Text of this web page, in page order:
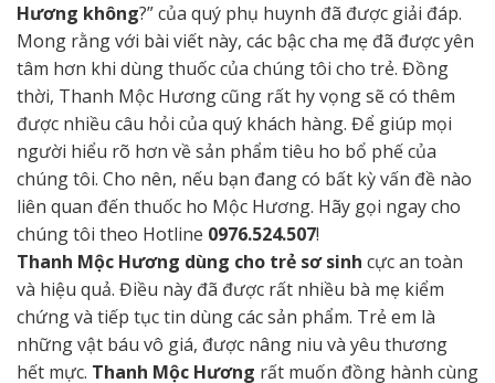
Hương không?” của quý phụ huynh đã được giải đáp.
Mong rằng với bài viết này, các bậc cha mẹ đã được yên
tâm hơn khi dùng thuốc của chúng tôi cho trẻ. Đồng
thời, Thanh Mộc Hương cũng rất hy vọng sẽ có thêm
được nhiều câu hỏi của quý khách hàng. Để giúp mọi
người hiểu rõ hơn về sản phẩm tiêu ho bổ phế của
chúng tôi. Cho nên, nếu bạn đang có bất kỳ vấn đề nào
liên quan đến thuốc ho Mộc Hương. Hãy gọi ngay cho
chúng tôi theo Hotline 0976.524.507!
Thanh Mộc Hương dùng cho trẻ sơ sinh cực an toàn
và hiệu quả. Điều này đã được rất nhiều bà mẹ kiểm
chứng và tiếp tục tin dùng các sản phẩm. Trẻ em là
những vật báu vô giá, được nâng niu và yêu thương
hết mực. Thanh Mộc Hương rất muốn đồng hành cùng